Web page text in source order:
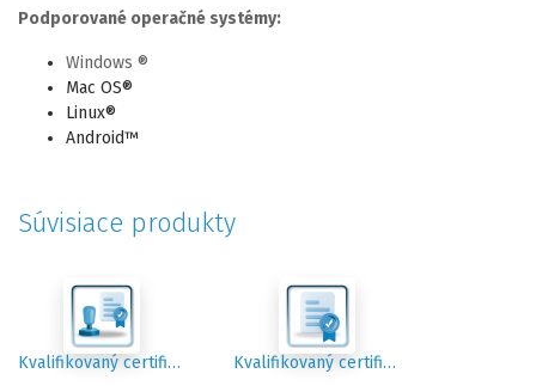
Podporované operačné systémy:
Windows ®
Mac OS®
Linux®
Android™
Súvisiace produkty
Kvalifikovaný certifikát pre elektronickú pečať Kvalifikovaný certifikát pre elektronický podpis